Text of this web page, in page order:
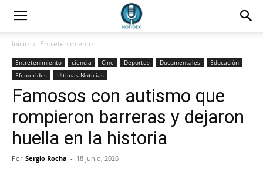
Inicio Entretenimiento
Entretenimiento ciencia Cine Deportes Documentales
Educación
Efemerides
Últimas Noticias
Famosos con autismo que
rompieron barreras y dejaron
huella en la historia
Por Sergio Rocha - 18 junio, 2026